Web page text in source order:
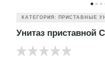
КАТЕГОРИЯ: ПРИСТАВНЫЕ
Унитаз приставной